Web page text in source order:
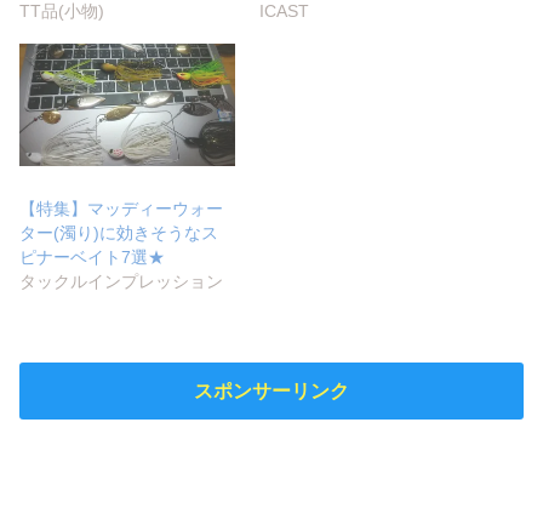
TT品(小物)
ICAST
【特集】マッディーウォー
ター(濁り)に効きそうなス
ピナーベイト7選★
タックルインプレッション
スポンサーリンク